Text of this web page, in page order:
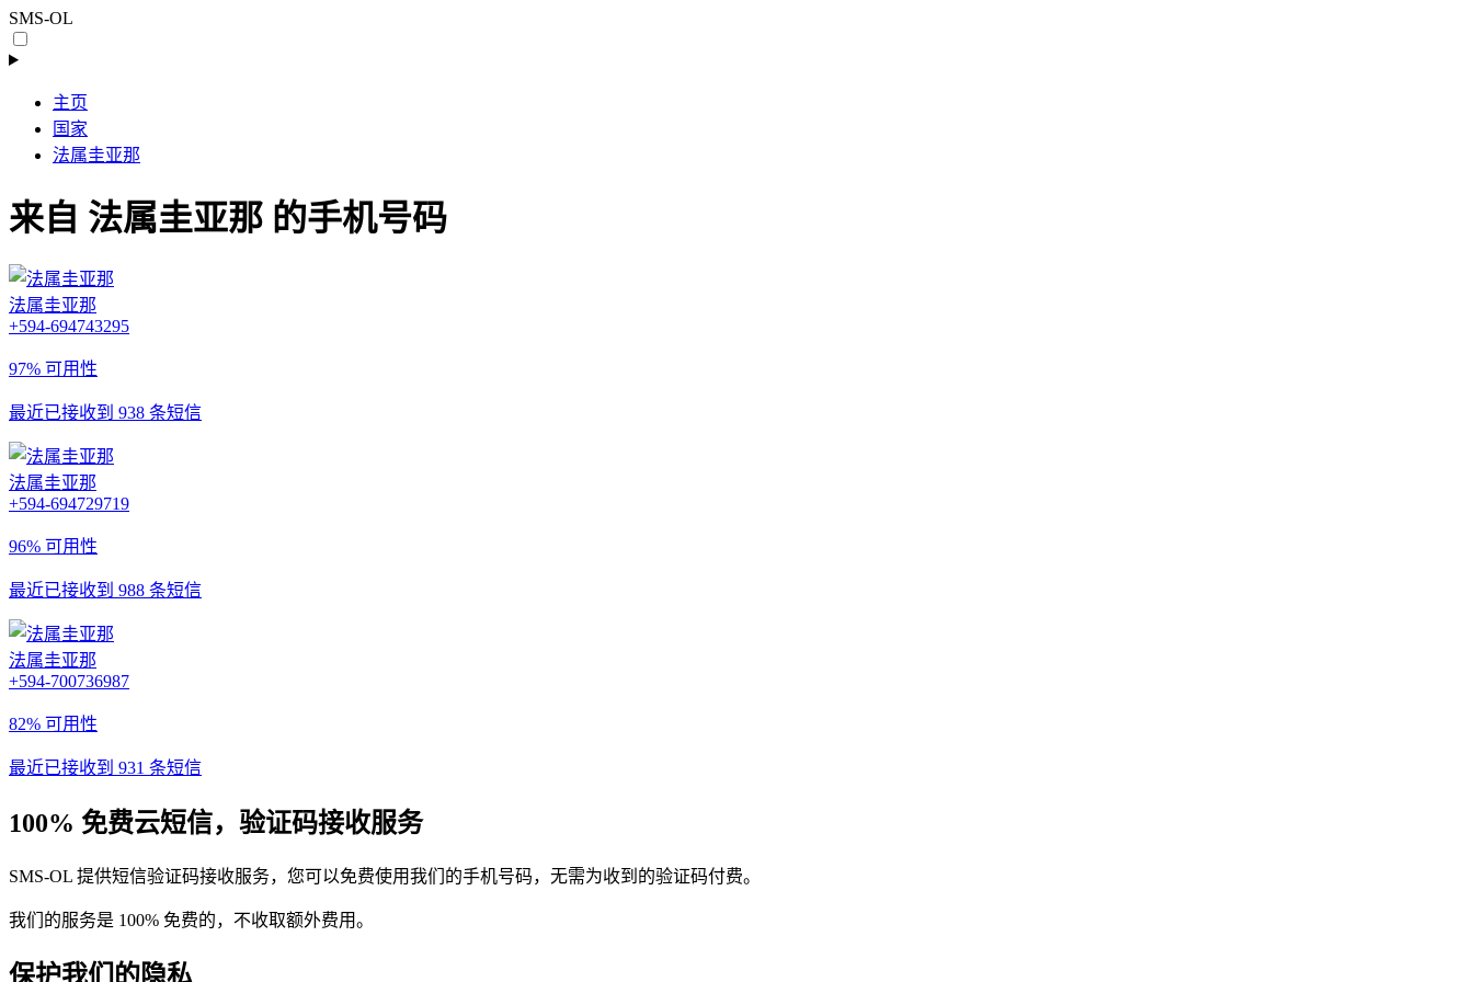
SMS-OL
主页
国家
法属圭亚那
来自 法属圭亚那 的手机号码
法属圭亚那
+594-694743295
97% 可用性
最近已接收到 938 条短信
法属圭亚那
+594-694729719
96% 可用性
最近已接收到 988 条短信
法属圭亚那
+594-700736987
82% 可用性
最近已接收到 931 条短信
100% 免费云短信，验证码接收服务
SMS-OL 提供短信验证码接收服务，您可以免费使用我们的手机号码，无需为收到的验证码付费。
我们的服务是 100% 免费的，不收取额外费用。
保护我们的隐私